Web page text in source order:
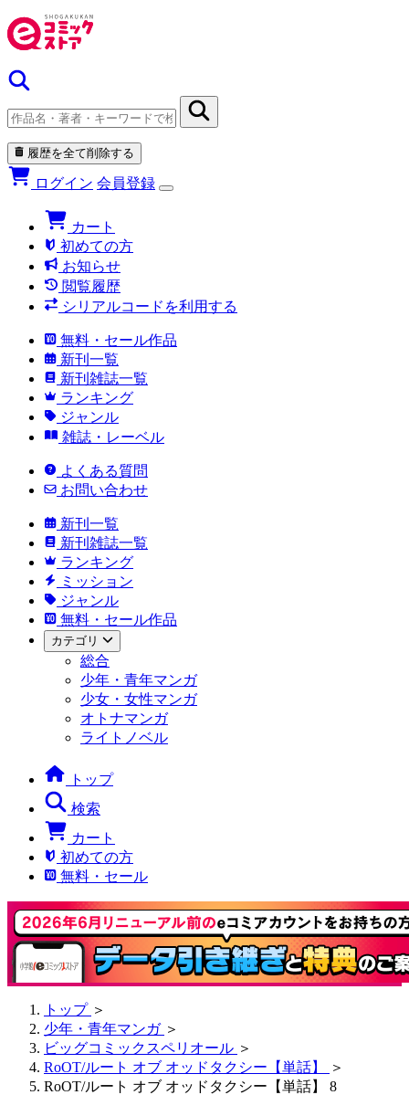
履歴を全て削除する
ログイン 会員登録
カート
初めての方
お知らせ
閲覧履歴
シリアルコードを利用する
無料・セール作品
新刊一覧
新刊雑誌一覧
ランキング
ジャンル
雑誌・レーベル
よくある質問
お問い合わせ
新刊一覧
新刊雑誌一覧
ランキング
ミッション
ジャンル
無料・セール作品
カテゴリ
総合
少年・青年マンガ
少女・女性マンガ
オトナマンガ
ライトノベル
トップ
検索
カート
初めての方
無料・セール
トップ ＞
少年・青年マンガ ＞
ビッグコミックスペリオール ＞
RoOT/ルート オブ オッドタクシー【単話】
＞
RoOT/ルート オブ オッドタクシー【単話】 8